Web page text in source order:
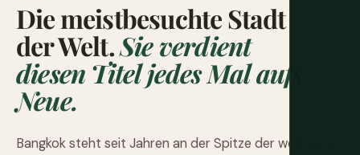
Die meistbesuchte Stadt
der Welt.Sie verdient
diesen Titel jedes Mal aufs
Neue.
Bangkok steht seit Jahren an der Spitze der weltweiten